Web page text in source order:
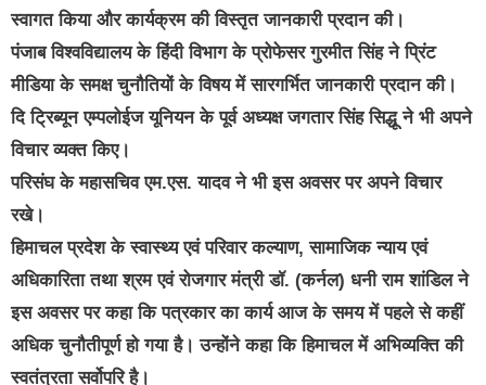
स्वागत किया और कार्यक्रम की विस्तृत जानकारी प्रदान की।
पंजाब विश्वविद्यालय के हिंदी विभाग के प्रोफेसर गुरमीत सिंह ने प्रिंट
मीडिया के समक्ष चुनौतियों के विषय में सारगर्भित जानकारी प्रदान की।
दि ट्रिब्यून एम्पलोईज यूनियन के पूर्व अध्यक्ष जगतार सिंह सिद्धू ने भी अपने
विचार व्यक्त किए।
परिसंघ के महासचिव एम.एस. यादव ने भी इस अवसर पर अपने विचार
रखे।
हिमाचल प्रदेश के स्वास्थ्य एवं परिवार कल्याण, सामाजिक न्याय एवं
अधिकारिता तथा श्रम एवं रोजगार मंत्री डॉ. (कर्नल) धनी राम शांडिल ने
इस अवसर पर कहा कि पत्रकार का कार्य आज के समय में पहले से कहीं
अधिक चुनौतीपूर्ण हो गया है। उन्होंने कहा कि हिमाचल में अभिव्यक्ति की
स्वतंत्रता सर्वोपरि है।